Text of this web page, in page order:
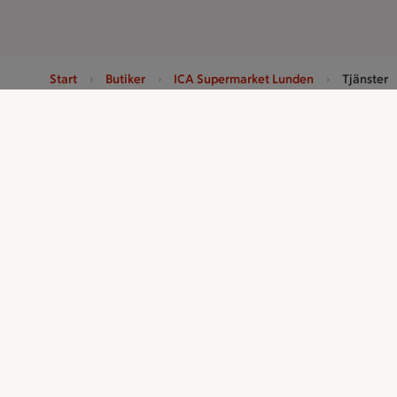
Sidfot
Start Butiker ICA Supermarket Lunden Tjänster